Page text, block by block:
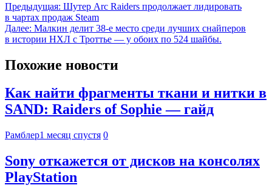
Предыдущая: Шутер Arc Raiders продолжает лидировать
в чартах продаж Steam
Далее: Малкин делит 38-е место среди лучших снайперов
в истории НХЛ с Троттье — у обоих по 524 шайбы.
Похожие новости
Как найти фрагменты ткани и нитки в
SAND: Raiders of Sophie — гайд
Рамблер1 месяц спустя 0
Sony откажется от дисков на консолях
PlayStation